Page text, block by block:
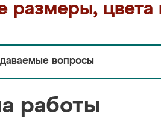
размеры, цвета
вопросы
работы